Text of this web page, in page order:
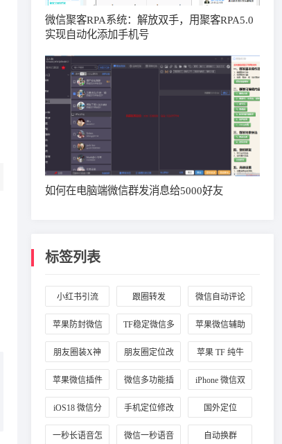
微信聚客RPA系统：解放双手，用聚客RPA5.0
实现自动化添加手机号
如何在电脑端微信群发消息给5000好友
标签列表
小红书引流 跟圈转发 微信自动评论
苹果防封微信
插件
TF稳定微信多
开
苹果微信辅助
朋友圈装X神
器
朋友圈定位改
国外
苹果 TF 纯牛
马
苹果微信插件
推荐
微信多功能插
件
iPhone 微信双
开
iOS18 微信分
身
手机定位修改 国外定位
一秒长语音怎 微信一秒语音 自动换群